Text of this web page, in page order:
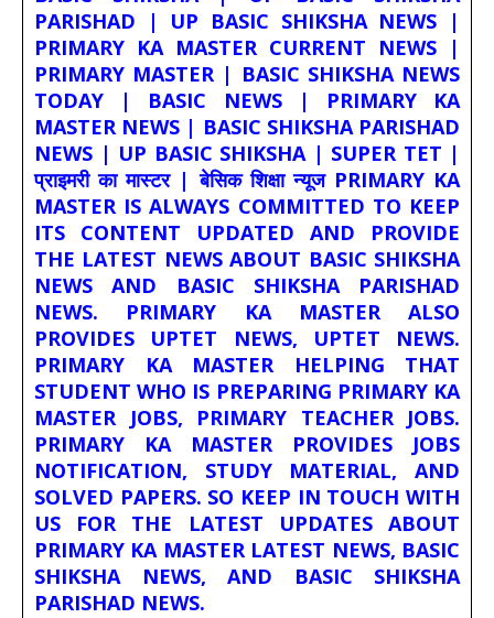
PARISHAD | UP BASIC SHIKSHA NEWS |
PRIMARY KA MASTER CURRENT NEWS |
PRIMARY MASTER | BASIC SHIKSHA NEWS
TODAY | BASIC NEWS | PRIMARY KA
MASTER NEWS | BASIC SHIKSHA PARISHAD
NEWS | UP BASIC SHIKSHA | SUPER TET |
प्राइमरी का मास्टर | बेसिक शिक्षा न्यूज PRIMARY KA
MASTER IS ALWAYS COMMITTED TO KEEP
ITS CONTENT UPDATED AND PROVIDE
THE LATEST NEWS ABOUT BASIC SHIKSHA
NEWS AND BASIC SHIKSHA PARISHAD
NEWS. PRIMARY KA MASTER ALSO
PROVIDES UPTET NEWS, UPTET NEWS.
PRIMARY KA MASTER HELPING THAT
STUDENT WHO IS PREPARING PRIMARY KA
MASTER JOBS, PRIMARY TEACHER JOBS.
PRIMARY KA MASTER PROVIDES JOBS
NOTIFICATION, STUDY MATERIAL, AND
SOLVED PAPERS. SO KEEP IN TOUCH WITH
US FOR THE LATEST UPDATES ABOUT
PRIMARY KA MASTER LATEST NEWS, BASIC
SHIKSHA NEWS, AND BASIC SHIKSHA
PARISHAD NEWS.